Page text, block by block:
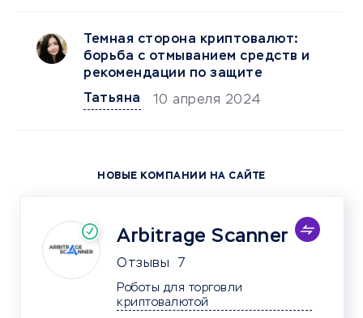
Темная сторона криптовалют:
борьба с отмыванием средств и
рекомендации по защите
Татьяна
10 апреля 2024
НОВЫЕ КОМПАНИИ НА САЙТЕ
Arbitrage Scanner
Отзывы 7
Роботы для торговли